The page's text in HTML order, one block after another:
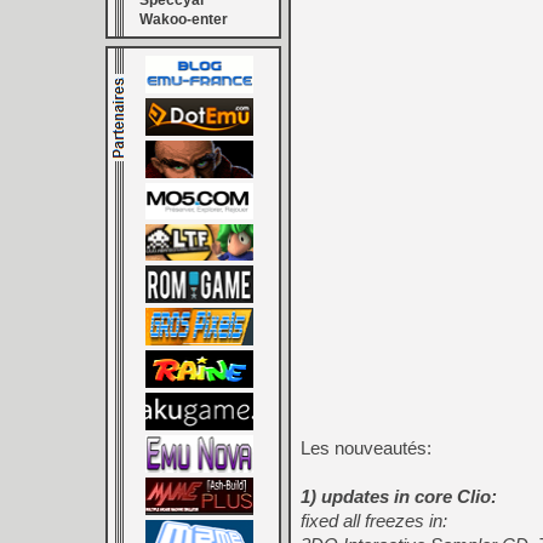
Wakoo-enter
Les nouveautés:
1) updates in core Clio:
fixed all freezes in: